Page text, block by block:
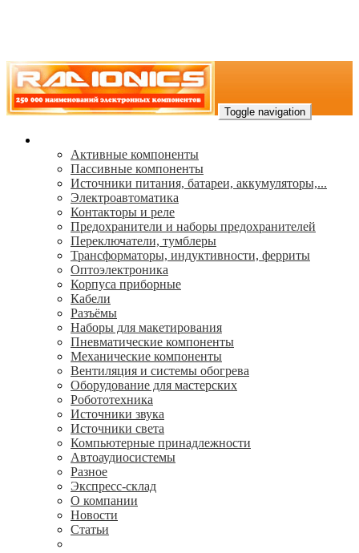
Toggle navigation
Активные компоненты
Пассивные компоненты
Источники питания, батареи, аккумуляторы,...
Электроавтоматика
Контакторы и реле
Предохранители и наборы предохранителей
Переключатели, тумблеры
Трансформаторы, индуктивности, ферриты
Oптоэлектроника
Корпуса приборные
Кабели
Разъёмы
Наборы для макетирования
Пневматические компоненты
Механические компоненты
Вентиляция и системы обогрева
Оборудование для мастерских
Робототехника
Источники звука
Источники света
Компьютерные принадлежности
Автоаудиосистемы
Разное
Экспресс-склад
О компании
Новости
Статьи